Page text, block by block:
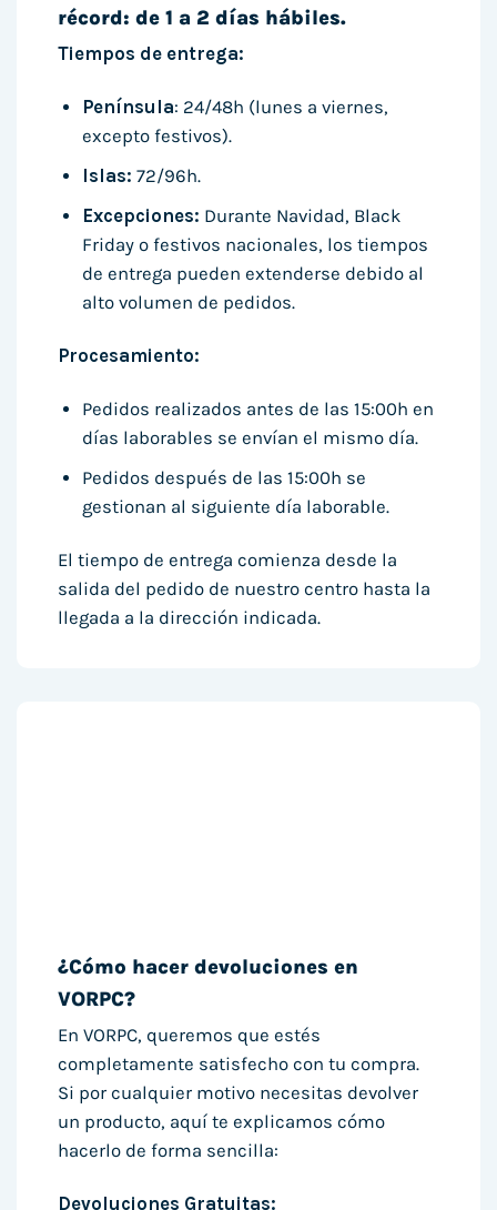
récord: de 1 a 2 días hábiles.
Tiempos de entrega:
Península: 24/48h (lunes a viernes,
excepto festivos).
Islas: 72/96h.
Excepciones: Durante Navidad, Black
Friday o festivos nacionales, los tiempos
de entrega pueden extenderse debido al
alto volumen de pedidos.
Procesamiento:
Pedidos realizados antes de las 15:00h en
días laborables se envían el mismo día.
Pedidos después de las 15:00h se
gestionan al siguiente día laborable.
El tiempo de entrega comienza desde la
salida del pedido de nuestro centro hasta la
llegada a la dirección indicada.
¿Cómo hacer devoluciones en
VORPC?
En VORPC, queremos que estés
completamente satisfecho con tu compra.
Si por cualquier motivo necesitas devolver
un producto, aquí te explicamos cómo
hacerlo de forma sencilla:
Devoluciones Gratuitas: